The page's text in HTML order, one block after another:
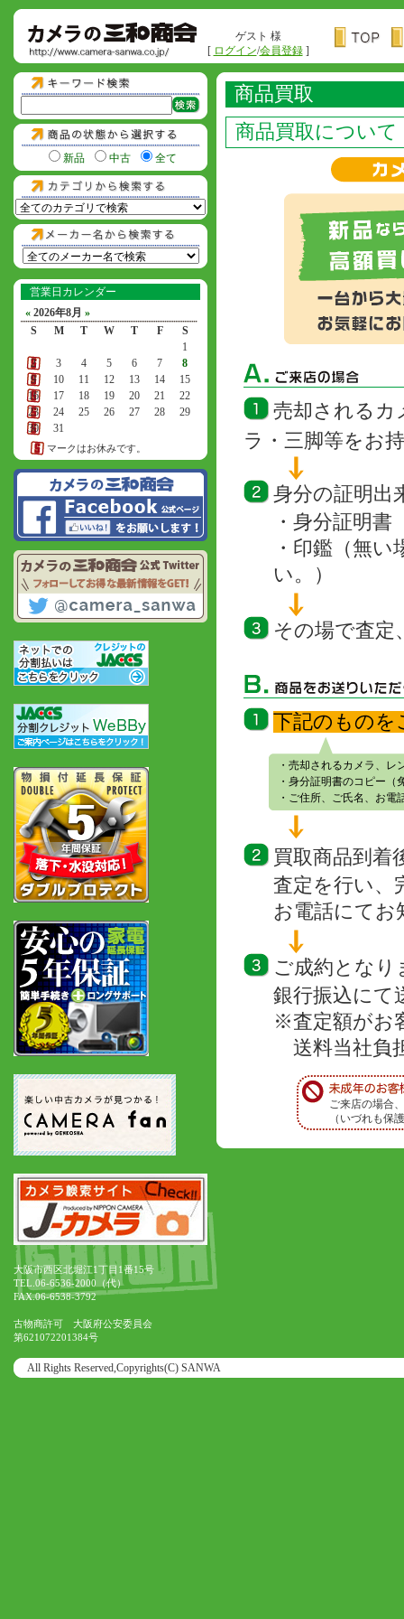
ゲスト 様
[ ログイン/会員登録]
新品 中古 全て
営業日カレンダー
« 2026年8月 »
S
M T W T F
S
1
2
3 4 5 6 7
8
9
10 11 12 13 14
15
16
17 18 19 20 21
22
23
24 25 26 27 28
29
30
31
マークはお休みです。
商品買取
商品買取について
売却されるカ
ラ・三脚等をお
身分の証明出
・身分証明
・印鑑（無
い。）
その場で査定
下記のものを
・売却されるカメラ、
・身分証明書のコピー
・ご住所、ご氏名、お
買取商品到着
査定を行い、
お電話にてお
ご成約となり
銀行振込にて
※査定額がお
送料当社負
ご来店の場合
（いづれも保
大阪市西区北堀江1丁目1番15号
TEL.06-6536-2000（代）
FAX.06-6538-3792
古物商許可 大阪府公安委員会
第621072201384号
All Rights Reserved,Copyrights(C) SANWA